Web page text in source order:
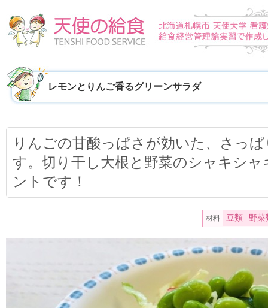
レモンとりんご香るグリーンサラダ
りんごの甘酸っぱさが効いた、さっ
す。切り干し大根と野菜のシャキシ
ントです！
材料 豆類 野菜